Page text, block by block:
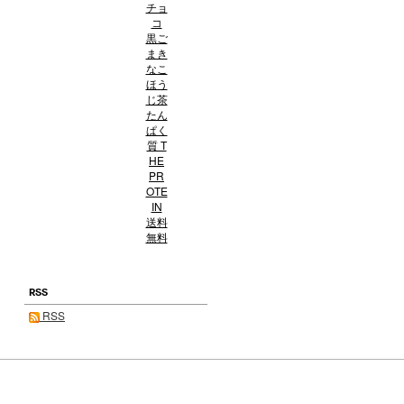
チョ
コ
黒ご
まき
なこ
ほう
じ茶
たん
ぱく
質 T
HE
PR
OTE
IN
送料
無料
RSS
RSS